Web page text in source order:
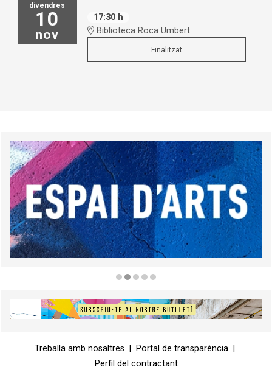
divendres
10
nov
17:30 h
Biblioteca Roca Umbert
Finalitzat
Treballa amb nosaltres
Portal de transparència
Perfil del contractant